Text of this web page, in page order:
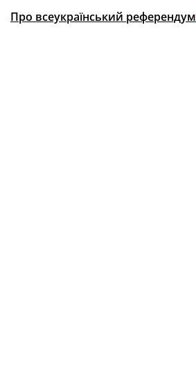
Про всеукраїнський референдум